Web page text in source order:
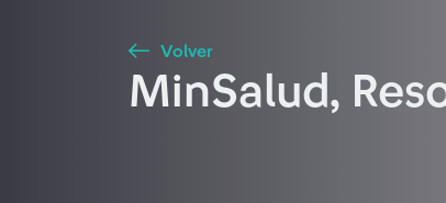
Volver
MinSalud,